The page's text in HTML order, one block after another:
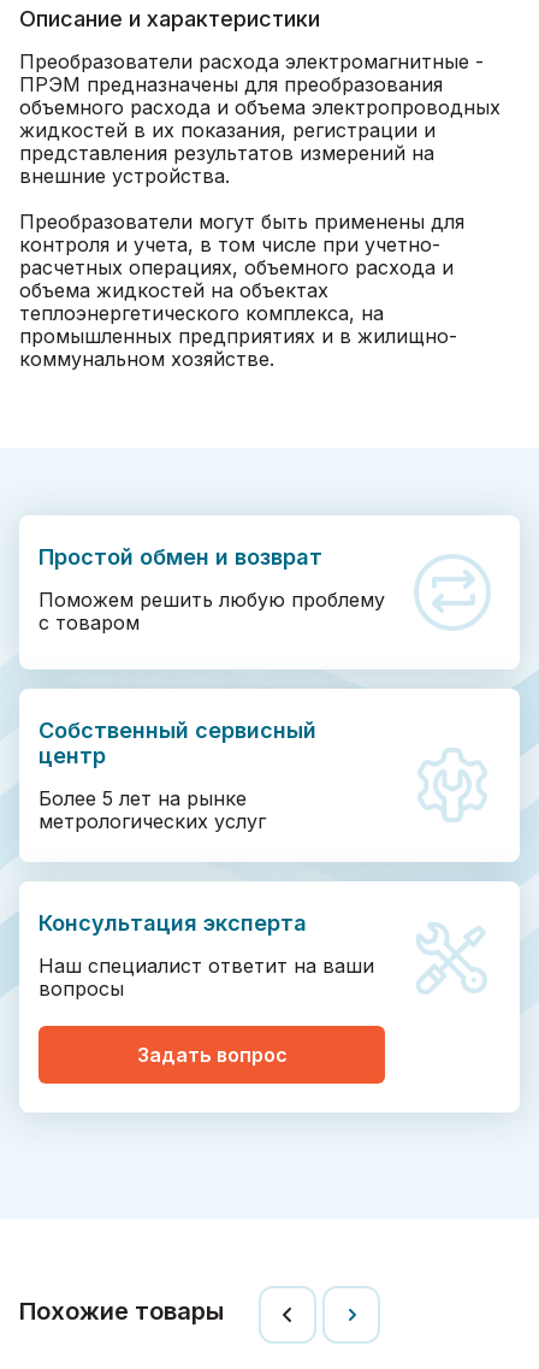
Описание и характеристики
Преобразователи расхода электромагнитные -
ПРЭМ предназначены для преобразования
объемного расхода и объема электропроводных
жидкостей в их показания, регистрации и
представления результатов измерений на
внешние устройства.
Преобразователи могут быть применены для
контроля и учета, в том числе при учетно-
расчетных операциях, объемного расхода и
объема жидкостей на объектах
теплоэнергетического комплекса, на
промышленных предприятиях и в жилищно-
коммунальном хозяйстве.
Простой обмен и возврат
Поможем решить любую проблему
с товаром
Собственный сервисный
центр
Более 5 лет на рынке
метрологических услуг
Консультация эксперта
Наш специалист ответит на ваши
вопросы
Задать вопрос
Похожие товары